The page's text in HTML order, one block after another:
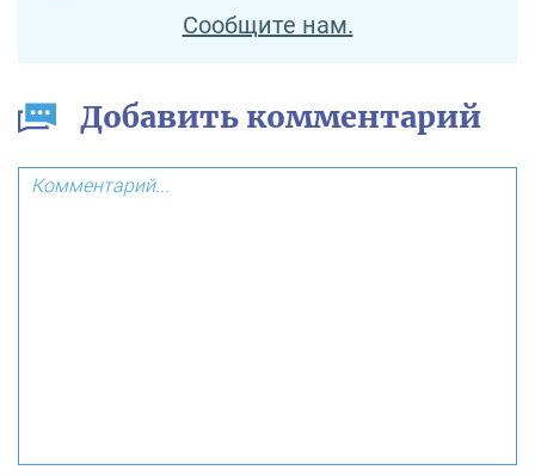
Сообщите нам.
Добавить комментарий